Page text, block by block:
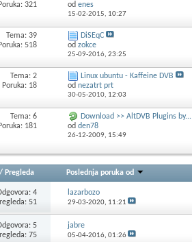
Poruka: 321
od enes
15-02-2015, 10:27
Tema: 39
Poruka: 518
DiSEqC
od zokce
25-09-2016, 23:25
Tema: 2
Poruka: 18
Linux ubuntu - Kaffeine DVB
od nezatrt prt
30-05-2010, 12:03
Tema: 6
Poruka: 181
Download >> AltDVB Plugins by...
od den78
26-12-2009, 15:49
/ Pregleda Poslednja poruka od
4
51
lazarbozo
29-03-2020, 11:21
5
75
jabre
05-04-2016, 01:26